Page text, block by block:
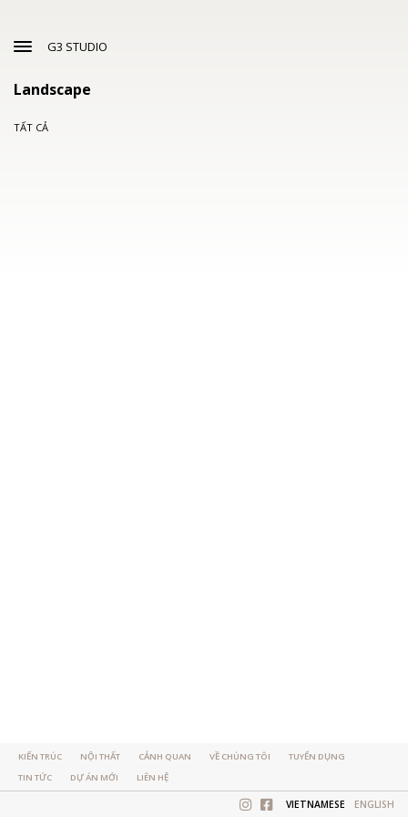
KIẾN TRÚC NỘI THẤT CẢNH QUAN VỀ CHÚNG TÔI
TUYỂN DỤNG
TIN TỨC
DỰ ÁN MỚI LIÊN HỆ
VIETNAMESE ENGLISH
G3 STUDIO
Landscape
TẤT CẢ